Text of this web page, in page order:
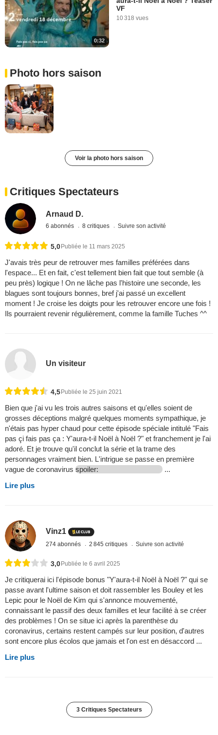
0:32
VF
10 318 vues
Photo hors saison
Voir la photo hors saison
Critiques Spectateurs
Arnaud D.
6 abonnés 8 critiques Suivre son activité
5,0 Publiée le 11 mars 2025
J'avais très peur de retrouver mes familles préférées dans
l'espace... Et en fait, c'est tellement bien fait que tout semble (à
peu près) logique ! On ne lâche pas l'histoire une seconde, les
blagues sont toujours bonnes, bref j'ai passé un excellent
moment ! Je croise les doigts pour les retrouver encore une fois !
Ils pourraient revenir régulièrement, comme la famille Tuches ^^
Un visiteur
4,5 Publiée le 25 juin 2021
Bien que j'ai vu les trois autres saisons et qu'elles soient de
grosses déceptions malgré quelques moments sympathique, je
n'étais pas hyper chaud pour cette épisode spéciale intitulé "Fais
pas çi fais pas ça : Y'aura-t-il Noël à Noël ?" et franchement je l'ai
adoré. Et je trouve qu'il conclut la série et la trame des
personnages vraiment bien. L'intrigue se passe en première
vague de coronavirus spoiler:
...
Lire plus
Vinz1
274 abonnés 2 845 critiques Suivre son activité
3,0 Publiée le 6 avril 2025
Je critiquerai ici l'épisode bonus "Y'aura-t-il Noël à Noël ?" qui se
passe avant l'ultime saison et doit rassembler les Bouley et les
Lepic pour le Noël de Kim qui s'annonce mouvementé,
connaissant le passif des deux familles et leur facilité à se créer
des problèmes ! On se situe ici après la parenthèse du
coronavirus, certains restent campés sur leur position, d'autres
sont encore plus écolos que jamais et l'on est en désaccord ...
Lire plus
3 Critiques Spectateurs